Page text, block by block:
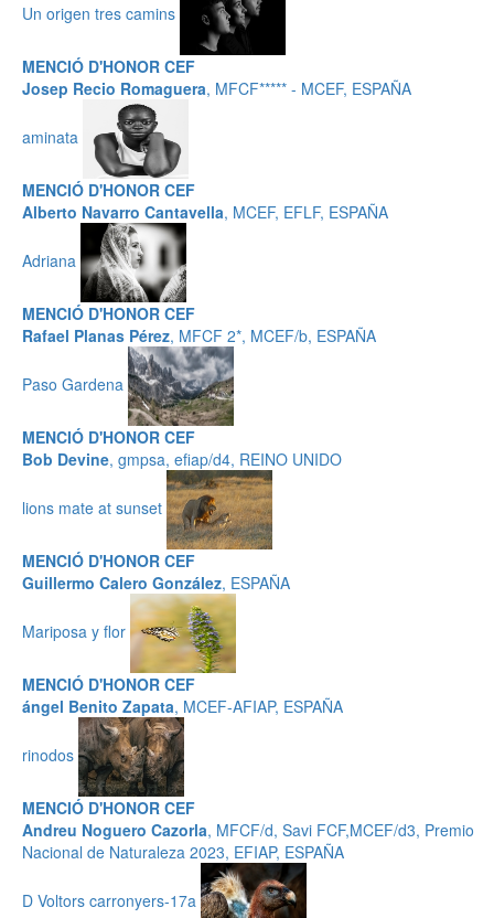
Un origen tres camins
MENCIÓ D'HONOR CEF
Josep Recio Romaguera, MFCF***** - MCEF, ESPAÑA
aminata
MENCIÓ D'HONOR CEF
Alberto Navarro Cantavella, MCEF, EFLF, ESPAÑA
Adriana
MENCIÓ D'HONOR CEF
Rafael Planas Pérez, MFCF 2*, MCEF/b, ESPAÑA
Paso Gardena
MENCIÓ D'HONOR CEF
Bob Devine, gmpsa, efiap/d4, REINO UNIDO
lions mate at sunset
MENCIÓ D'HONOR CEF
Guillermo Calero González, ESPAÑA
Mariposa y flor
MENCIÓ D'HONOR CEF
ángel Benito Zapata, MCEF-AFIAP, ESPAÑA
rinodos
MENCIÓ D'HONOR CEF
Andreu Noguero Cazorla, MFCF/d, Savi FCF,MCEF/d3, Premio
Nacional de Naturaleza 2023, EFIAP, ESPAÑA
D Voltors carronyers-17a